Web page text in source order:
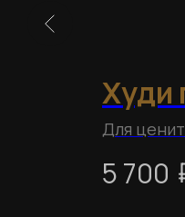
Худи
Для
5 700